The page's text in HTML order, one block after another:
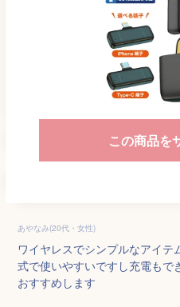
この商品を
あやなみ(20代・女性)
ワイヤレスでシンプルなアイ
式で使いやすいですし充電も
おすすめします